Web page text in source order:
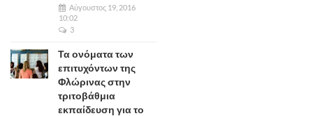
Αύγουστος 19, 2016
10:02
3
Τα ονόματα των
επιτυχόντων της
Φλώρινας στην
τριτοβάθμια
εκπαίδευση για το